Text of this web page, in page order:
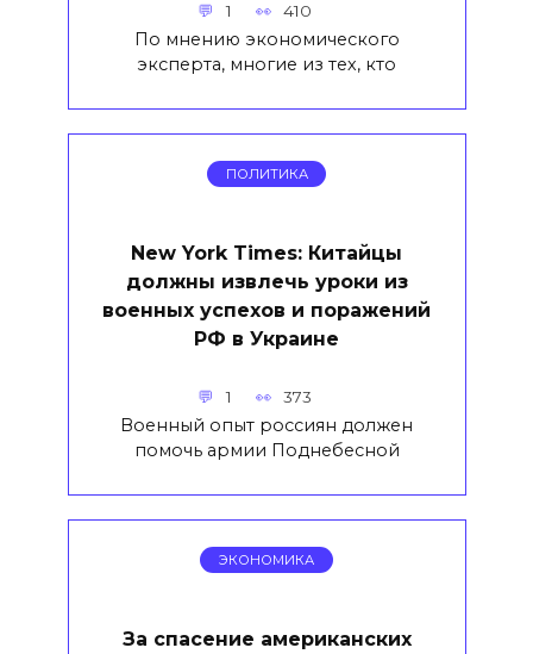
1 410
По мнению экономического
эксперта, многие из тех, кто
ПОЛИТИКА
New York Times: Китайцы
должны извлечь уроки из
военных успехов и поражений
РФ в Украине
1 373
Военный опыт россиян должен
помочь армии Поднебесной
ЭКОНОМИКА
За спасение американских